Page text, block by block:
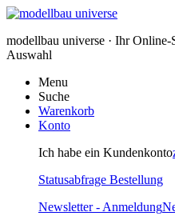
modellbau universe · Ihr
Auswahl
Menu
Suche
Warenkorb
Konto
Ich habe ein Kundenkonto
Statusabfrage Bestellung
Newsletter - Anmeldung